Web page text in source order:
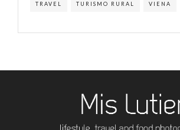
TRAVEL TURISMO RURAL VIENA